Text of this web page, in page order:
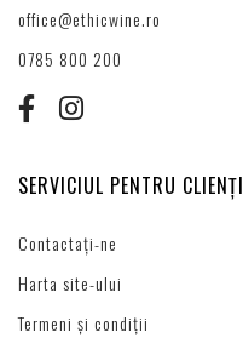
office@ethicwine.ro
0785 800 200
SERVICIUL PENTRU CLIENȚI
Contactați-ne
Harta site-ului
Termeni și condiții